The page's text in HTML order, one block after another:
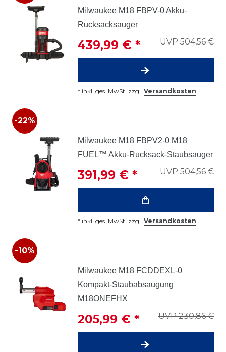
Milwaukee M18 FBPV-0 Akku-
Rucksacksauger
UVP 504,56 €
439,99 € *
* inkl. ges. MwSt. zzgl. Versandkosten
-22%
Milwaukee M18 FBPV2-0 M18
FUEL™ Akku-Rucksack-Staubsauger
UVP 504,56 €
391,99 € *
* inkl. ges. MwSt. zzgl. Versandkosten
-10%
Milwaukee M18 FCDDEXL-0
Kompakt-Staubabsaugung
M18ONEFHX
UVP 230,86 €
205,99 € *